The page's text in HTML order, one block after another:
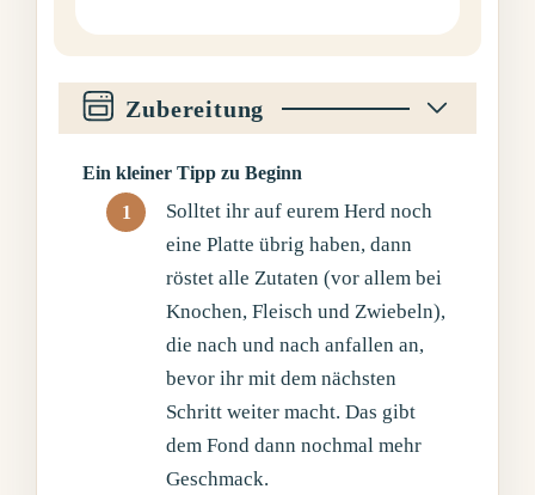
Zubereitung
Ein kleiner Tipp zu Beginn
Solltet ihr auf eurem Herd noch
eine Platte übrig haben, dann
röstet alle Zutaten (vor allem bei
Knochen, Fleisch und Zwiebeln),
die nach und nach anfallen an,
bevor ihr mit dem nächsten
Schritt weiter macht. Das gibt
dem Fond dann nochmal mehr
Geschmack.